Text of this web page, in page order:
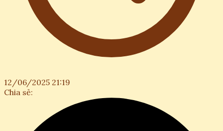
12/06/2025 21:19
Chia sẻ: